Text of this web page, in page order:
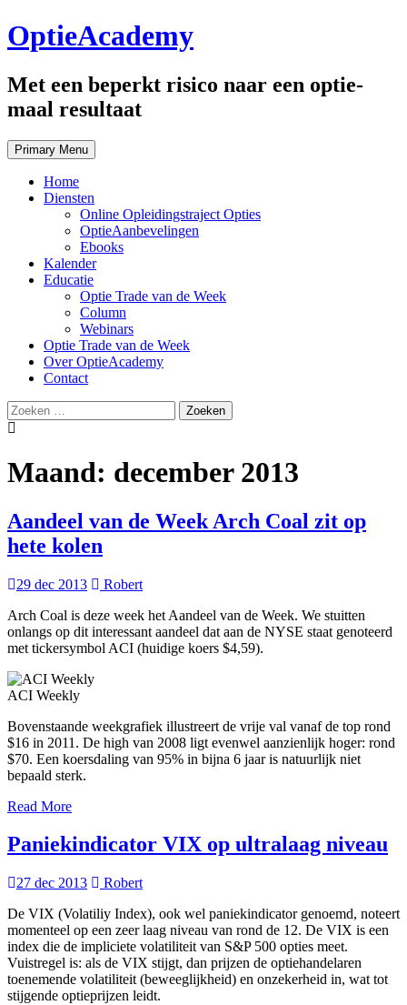
Skip
to
OptieAcademy
Met een beperkt risico naar een optie-
maal resultaat
Primary Menu
Home
Diensten
Online Opleidingstraject Opties
OptieAanbevelingen
Ebooks
Kalender
Educatie
Optie Trade van de Week
Column
Webinars
Optie Trade van de Week
Over OptieAcademy
Contact
Zoeken
naar:
Maand: december 2013
Aandeel van de Week Arch Coal zit op
hete kolen
29 dec 2013
Robert
Arch Coal is deze week het Aandeel van de Week. We stuitten
onlangs op dit interessant aandeel dat aan de NYSE staat genoteerd
met tickersymbol ACI (huidige koers $4,59).
ACI Weekly
Bovenstaande weekgrafiek illustreert de vrije val vanaf de top rond
$16 in 2011. De high van 2008 ligt evenwel aanzienlijk hoger: rond
$70. Een koersdaling van 95% in bijna 6 jaar is natuurlijk niet
bepaald sterk.
Read More
Paniekindicator VIX op ultralaag niveau
27 dec 2013
Robert
De VIX (Volatiliy Index), ook wel paniekindicator genoemd, noteert
momenteel op een zeer laag niveau van rond de 12. De VIX is een
index die de impliciete volatiliteit van S&P 500 opties meet.
Vuistregel is: als de VIX stijgt, dan prijzen de optiehandelaren
toenemende volatiliteit (beweeglijkheid) en onzekerheid in, wat tot
stijgende optieprijzen leidt.